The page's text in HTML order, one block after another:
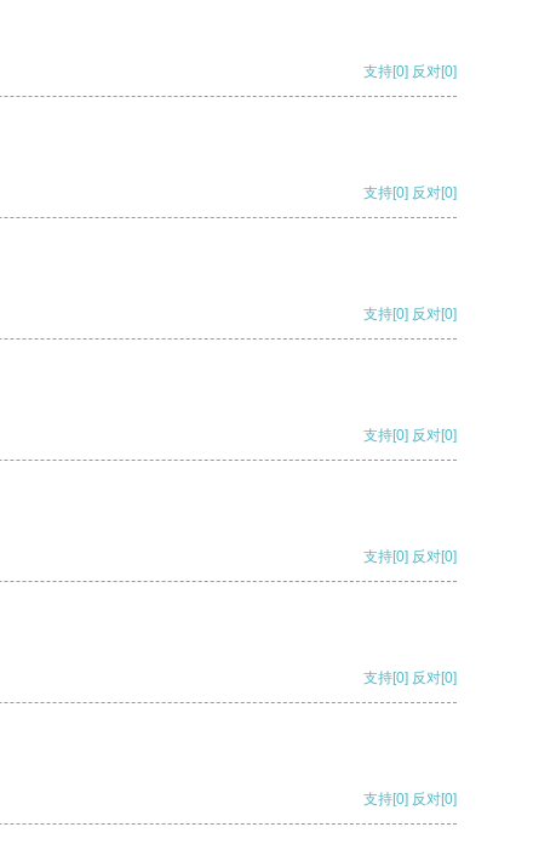
支持[0] 反对[0]
支持[0] 反对[0]
支持[0] 反对[0]
支持[0] 反对[0]
支持[0] 反对[0]
支持[0] 反对[0]
支持[0] 反对[0]